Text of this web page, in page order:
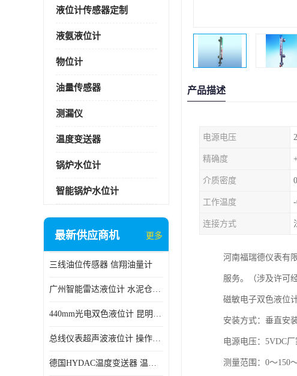
液位计传感器定制
液氨液位计
物位计
油量传感器
测漏仪
温度变送器
锅炉水位计
智能锅炉水位计
最新供应商机 更多
三线油位传感器 信翔油量计
广州智能雷达液位计 水泥仓料位
440mm光电双色液位计 昆明锅炉汽包用光电液位计
总线仪表超声波液位计 操作简单
德国HYDAC温度变送器 温度变送器工作原理 市场性价比优
产品描述
电源电压
精确度
介质密度
工作温度
连接方式
河南福瑞德仪表有
服务。（涉及许可
磁敏电子双色液位
安装方式：垂直安
电源电压：5VDC
测量范围：0～150